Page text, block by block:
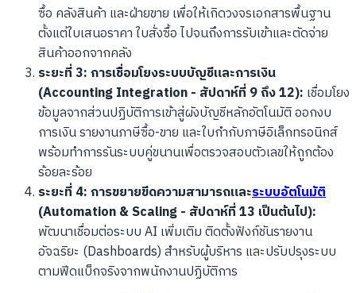
ซื้อ คลังสินค้า และฝ่ายขาย เพื่อให้เกิดวงจรเอกสารพื้นฐาน
ตั้งแต่ใบเสนอราคา ใบสั่งซื้อ ไปจนถึงการรับเข้าและตัดจ่าย
สินค้าออกจากคลัง
ระยะที่ 3: การเชื่อมโยงระบบบัญชีและการเงิน
(Accounting Integration - สัปดาห์ที่ 9 ถึง 12): เชื่อมโยง
ข้อมูลจากส่วนปฏิบัติการเข้าสู่ผังบัญชีหลักอัตโนมัติ ออกงบ
การเงิน รายงานภาษีซื้อ-ขาย และใบกำกับภาษีอิเล็กทรอนิกส์
พร้อมทำการรันระบบคู่ขนานเพื่อตรวจสอบตัวเลขให้ถูกต้อง
ร้อยละร้อย
ระยะที่ 4: การขยายขีดความสามารถและระบบอัตโนมัติ
(Automation & Scaling - สัปดาห์ที่ 13 เป็นต้นไป):
พัฒนาเชื่อมต่อระบบ AI เพิ่มเติม ติดตั้งฟังก์ชันรายงาน
อัจฉริยะ (Dashboards) สำหรับผู้บริหาร และปรับปรุงระบบ
ตามฟีดแบ็กจริงจากพนักงานปฏิบัติการ